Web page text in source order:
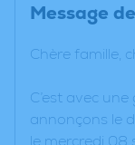
Message
Chère famille,
C’est avec
annonçons le